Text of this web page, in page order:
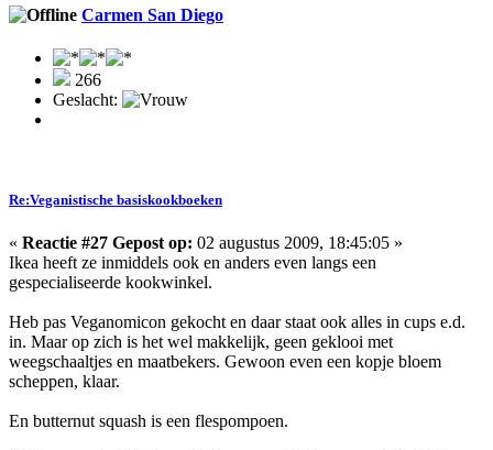
Carmen San Diego
266
Geslacht:
Re:Veganistische basiskookboeken
« Reactie #27 Gepost op: 02 augustus 2009, 18:45:05 »
Ikea heeft ze inmiddels ook en anders even langs een
gespecialiseerde kookwinkel.
Heb pas Veganomicon gekocht en daar staat ook alles in cups e.d.
in. Maar op zich is het wel makkelijk, geen geklooi met
weegschaaltjes en maatbekers. Gewoon even een kopje bloem
scheppen, klaar.
En butternut squash is een flespompoen.